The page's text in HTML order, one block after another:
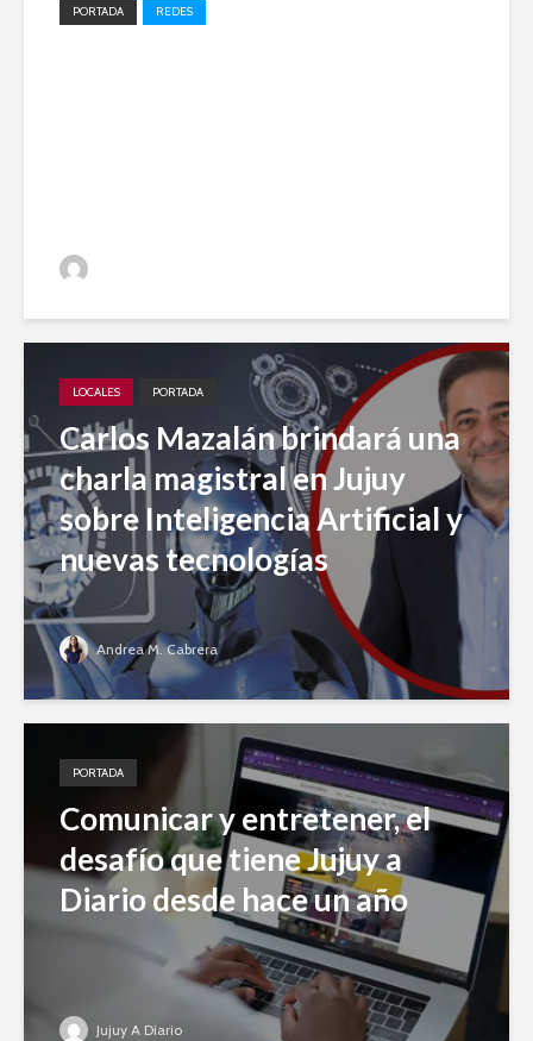
PORTADA REDES
LOCALES PORTADA
Carlos Mazalán brindará una
charla magistral en Jujuy
sobre Inteligencia Artificial y
nuevas tecnologías
Andrea M. Cabrera
PORTADA
Comunicar y entretener, el
desafío que tiene Jujuy a
Diario desde hace un año
Jujuy A Diario